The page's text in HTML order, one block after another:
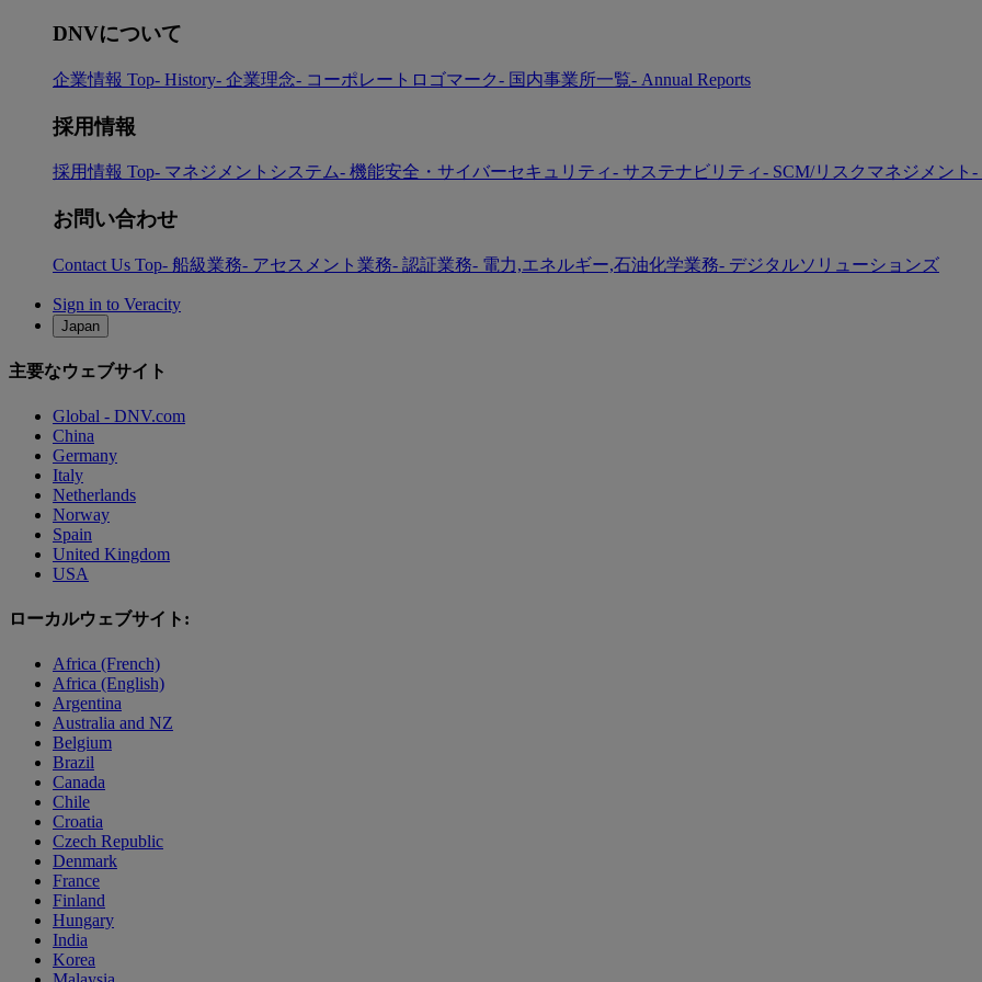
DNVについて
企業情報 Top- History- 企業理念- コーポレートロゴマーク- 国内事業所一覧- Annual Reports
採用情報
採用情報 Top- マネジメントシステム- 機能安全・サイバーセキュリティ- サステナビリティ- SCM/リスクマネジメント -
お問い合わせ
Contact Us Top- 船級業務- アセスメント業務- 認証業務- 電力,エネルギー,石油化学業務- デジタルソリューションズ
Sign in to Veracity
Japan
主要なウェブサイト
Global - DNV.com
China
Germany
Italy
Netherlands
Norway
Spain
United Kingdom
USA
ローカルウェブサイト:
Africa (French)
Africa (English)
Argentina
Australia and NZ
Belgium
Brazil
Canada
Chile
Croatia
Czech Republic
Denmark
France
Finland
Hungary
India
Korea